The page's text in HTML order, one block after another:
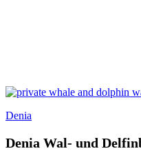
Denia
Denia Wal- und